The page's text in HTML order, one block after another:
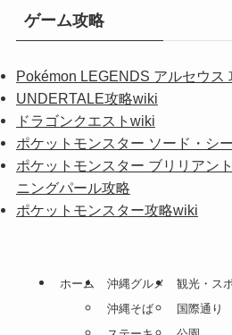
ゲーム攻略
Pokémon LEGENDS アルセウス
UNDERTALE攻略wiki
ドラゴンクエストwiki
ポケットモンスター ソード・シ
ポケットモンスター ブリリアン
ニングパール攻略
ポケットモンスター攻略wiki
ホーム
沖縄グルメ
沖縄そば
観光・ス
国際通り